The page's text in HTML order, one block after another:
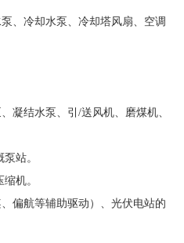
、冷却水泵、冷却塔风扇、空调
凝结水泵、引 /送风机、磨煤机、
站。
机。
偏航等辅助驱动）、光伏电站的